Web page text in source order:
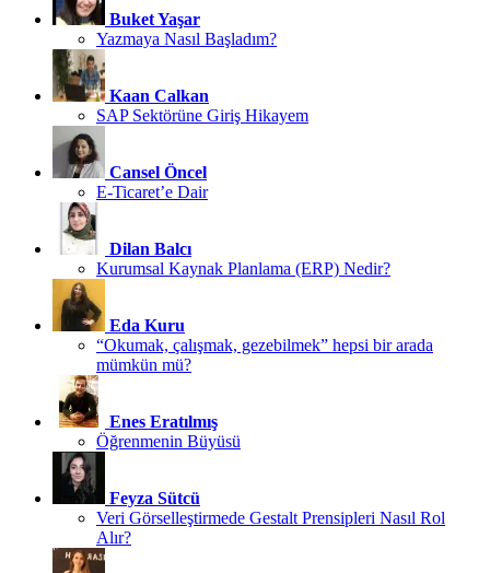
Buket Yaşar
Yazmaya Nasıl Başladım?
Kaan Calkan
SAP Sektörüne Giriş Hikayem
Cansel Öncel
E-Ticaret’e Dair
Dilan Balcı
Kurumsal Kaynak Planlama (ERP) Nedir?
Eda Kuru
“Okumak, çalışmak, gezebilmek” hepsi bir arada
mümkün mü?
Enes Eratılmış
Öğrenmenin Büyüsü
Feyza Sütcü
Veri Görselleştirmede Gestalt Prensipleri Nasıl Rol
Alır?